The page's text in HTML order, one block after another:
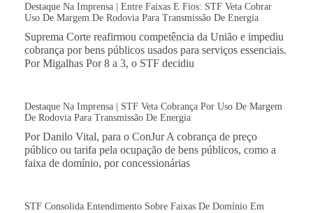
Destaque Na Imprensa | Entre Faixas E Fios: STF Veta Cobrar
Uso De Margem De Rodovia Para Transmissão De Energia
Suprema Corte reafirmou competência da União e impediu
cobrança por bens públicos usados para serviços essenciais.
Por Migalhas Por 8 a 3, o STF decidiu
Destaque Na Imprensa | STF Veta Cobrança Por Uso De Margem
De Rodovia Para Transmissão De Energia
Por Danilo Vital, para o ConJur A cobrança de preço
público ou tarifa pela ocupação de bens públicos, como a
faixa de domínio, por concessionárias
STF Consolida Entendimento Sobre Faixas De Domínio Em